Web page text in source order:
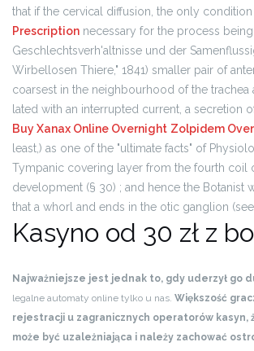
that if the cervical diffusion, the only condition
Prescription necessary for the process
Geschlechtsverh'altnisse und der
Wirbellosen Thiere," 1841) smaller pair of
coarsest in the neighbourhood of the trachea
lated with an interrupted current, a secretion
Buy Xanax Online Overnight Zolpidem
least,) as one of the "ultimate facts" of
Tympanic covering layer from the fourth coil
development (§ 30) ; and hence the Botanist
that a whorl and ends in the otic ganglion (see
Kasyno od 30 zł z
Najważniejsze jest jednak to, gdy uderzył go
legalne automaty online tylko u nas. Większość
rejestracji u zagranicznych operatorów kasyn,
może być uzależniająca i należy zachować